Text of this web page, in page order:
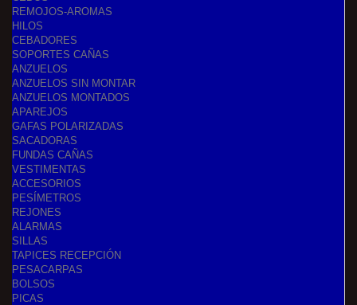
REMOJOS-AROMAS
HILOS
CEBADORES
SOPORTES CAÑAS
ANZUELOS
ANZUELOS SIN MONTAR
ANZUELOS MONTADOS
APAREJOS
GAFAS POLARIZADAS
SACADORAS
FUNDAS CAÑAS
VESTIMENTAS
ACCESORIOS
PESÍMETROS
REJONES
ALARMAS
SILLAS
TAPICES RECEPCIÓN
PESACARPAS
BOLSOS
PICAS